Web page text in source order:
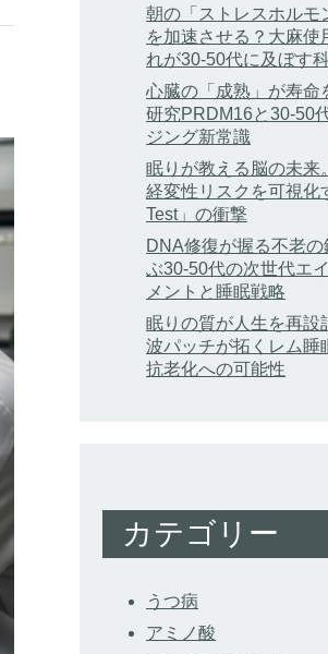
朝の「ストレスホルモ
を加速させる？大麻使
れが30-50代に及ぼす
心臓の「成熟」が寿命
研究PRDM16と30-50
ジング新常識
眠りが教える脳の未来
経変性リスクを可視化
Test」の衝撃
DNA修復が握る不老
ぶ30-50代の次世代エ
メントと睡眠戦略
眠りの質が人生を再
波パッチが拓くレム睡
抗老化への可能性
カテゴリー
うつ病
アミノ酸